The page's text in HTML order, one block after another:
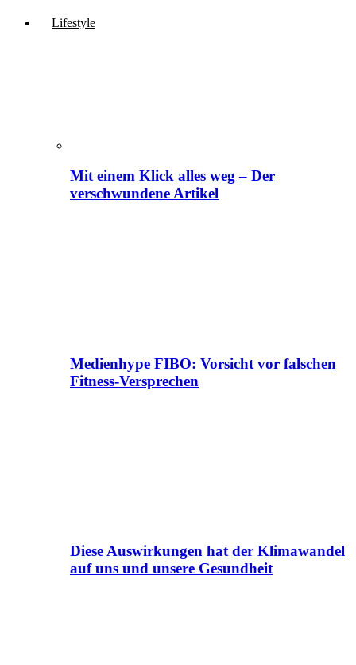
Lifestyle
Mit einem Klick alles weg – Der
verschwundene Artikel
Medienhype FIBO: Vorsicht vor falschen
Fitness-Versprechen
Diese Auswirkungen hat der Klimawandel
auf uns und unsere Gesundheit